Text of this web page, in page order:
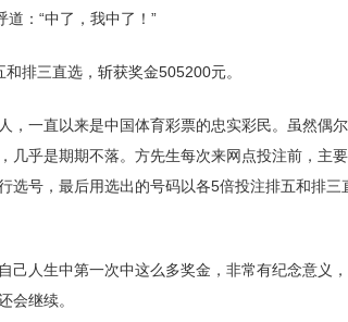
：“中了，我中了！”
排三直选，斩获奖金505200元。
一直以来是中国体育彩票的忠实彩民。虽然偶
几乎是期期不落。方先生每次来网点投注前，主
选号，最后用选出的号码以各5倍投注排五和排三
人生中第一次中这么多奖金，非常有纪念意义
会继续。